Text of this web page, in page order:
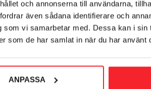
och annonserna till användarna,
även sådana identifierare och
vi samarbetar med. Dessa kan i sin
som de har samlat in när du har använt
ANPASSA